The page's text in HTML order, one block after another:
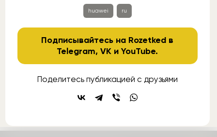
huawei ru
Подписывайтесь на Rozetked в
Telegram,VK иYouTube.
Поделитесь публикацией с друзьями